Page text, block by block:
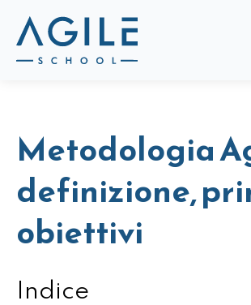
Metodologia
definizione,
obiettivi
Indice